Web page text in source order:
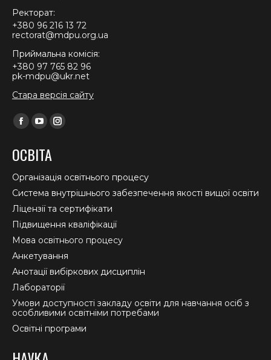
Ректорат:
+380 96 216 13 72
rectorat@mdpu.org.ua
Приймальна комісія:
+380 97 765 82 96
pk-mdpu@ukr.net
Стара версія сайту
Find us on:
Facebook
opens
in
new
window
YouTube
opens
in
new
window
Instagram
in
new
window
ОСВІТА
Організація освітнього процесу
Система внутрішнього забезпечення якості вищої освіти
Ліцензії та сертифікати
Підвищення кваліфікації
Мова освітнього процесу
Анкетування
Анотації вибіркових дисциплін
Лабораторії
Умови доступності закладу освіти для навчання осіб з
особливими освітніми потребами
Освітні програми